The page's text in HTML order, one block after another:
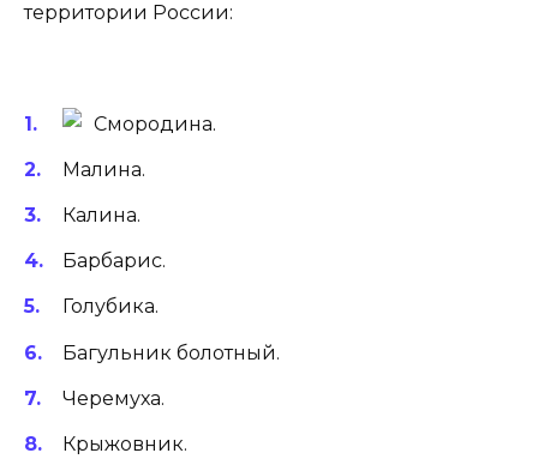
территории России:
Смородина.
Малина.
Калина.
Барбарис.
Голубика.
Багульник болотный.
Черемуха.
Крыжовник.